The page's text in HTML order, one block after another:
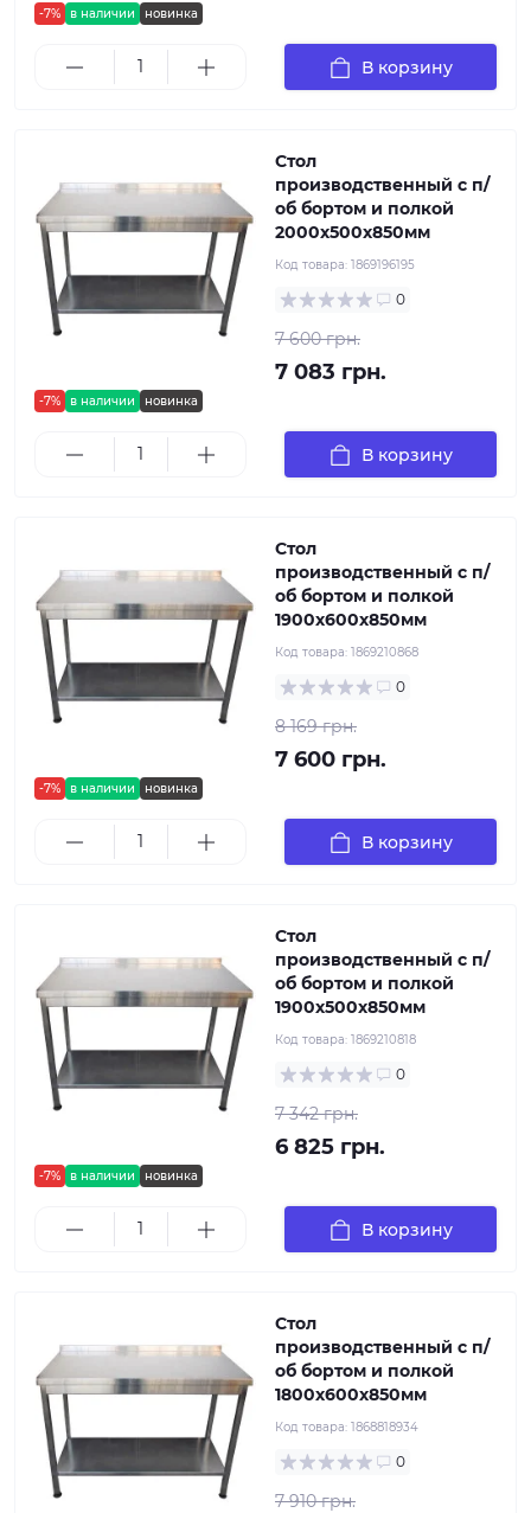
-7% в наличии новинка
В корзину
-7% в наличии новинка
Стол
производственный с п/
об бортом и полкой
2000х500х850мм
Код товара: 1869196195
0
7 600 грн.
7 083 грн.
В корзину
-7% в наличии новинка
Стол
производственный с п/
об бортом и полкой
1900х600х850мм
Код товара: 1869210868
0
8 169 грн.
7 600 грн.
В корзину
-7% в наличии новинка
Стол
производственный с п/
об бортом и полкой
1900х500х850мм
Код товара: 1869210818
0
7 342 грн.
6 825 грн.
В корзину
Стол
производственный с п/
об бортом и полкой
1800х600х850мм
Код товара: 1868818934
0
7 910 грн.